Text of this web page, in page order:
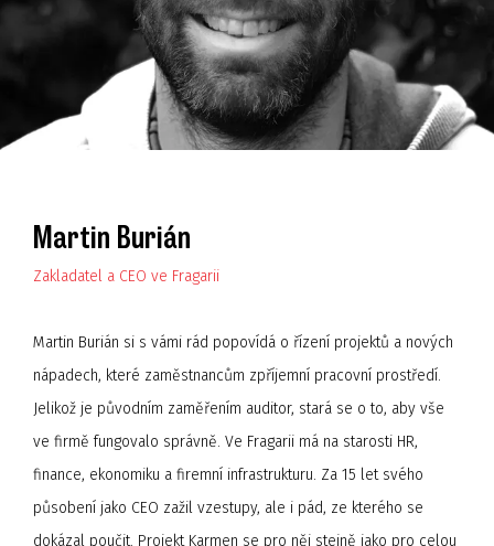
Martin Burián
Zakladatel a CEO ve Fragarii
Martin Burián si s vámi rád popovídá o řízení projektů a nových
nápadech, které zaměstnancům zpříjemní pracovní prostředí.
Jelikož je původním zaměřením auditor, stará se o to, aby vše
ve firmě fungovalo správně. Ve Fragarii má na starosti HR,
finance, ekonomiku a firemní infrastrukturu. Za 15 let svého
působení jako CEO zažil vzestupy, ale i pád, ze kterého se
dokázal poučit. Projekt Karmen se pro něj stejně jako pro celou